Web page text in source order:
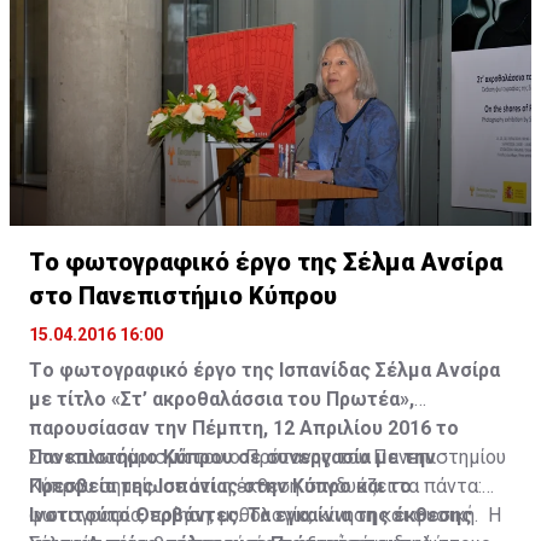
Tο φωτογραφικό έργο της Σέλμα Ανσίρα
στο Πανεπιστήμιο Κύπρου
15.04.2016 16:00
Tο φωτογραφικό έργο της Ισπανίδας Σέλμα Ανσίρα
με τίτλο «Στ’ ακροθαλάσσια του Πρωτέα»,
παρουσίασαν την Πέμπτη, 12 Απριλίου 2016 το
Πανεπιστήμιο Κύπρου σε συνεργασία με την
Πρεσβεία της Ισπανίας στην Κύπρο και το
Ινστιτούτο Θερβάντες. Τα εγκαίνια της έκθεσης
Στο καλωσόρισμά του ο Πρύτανης του Πανεπιστημίου
Κύπρου σημείωσε ότι η έκθεση συνδυάζει τα πάντα:
φωτογραφία, ποίηση, μυθολογία, κίνηση και φυσική. Η